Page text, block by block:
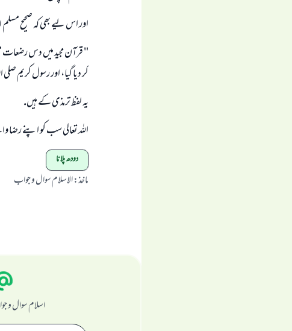
اور اس ليے بھى كہ صحيح
" قرآن مجيد ميں دس
كر ديا گيا، اور رسول كريم
يہ لفظ ترمذى كے ہيں.
اللہ تعالى سب كو اپنے
دودھ پلانا
ماخذ:الاسلام سوال و جواب
اسلام سوال و